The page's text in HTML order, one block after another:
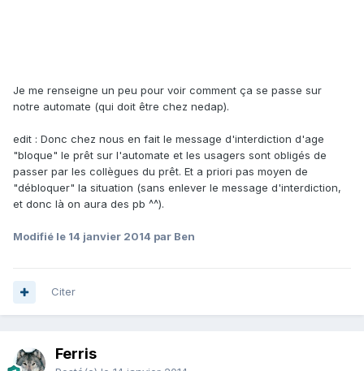
Je me renseigne un peu pour voir comment ça se passe sur
notre automate (qui doit être chez nedap).
edit : Donc chez nous en fait le message d'interdiction d'age
"bloque" le prêt sur l'automate et les usagers sont obligés de
passer par les collègues du prêt. Et a priori pas moyen de
"débloquer" la situation (sans enlever le message d'interdiction,
et donc là on aura des pb ^^).
Modifié le 14 janvier 2014 par Ben
Citer
Ferris